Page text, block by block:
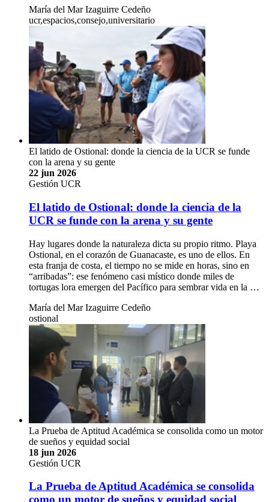
María del Mar Izaguirre Cedeño
ucr,espacios,consejo,universitario
El latido de Ostional: donde la ciencia de la UCR se funde
con la arena y su gente
22 jun 2026
Gestión UCR
El latido de Ostional: donde la ciencia de la
UCR se funde con la arena y su gente
Hay lugares donde la naturaleza dicta su propio ritmo. Playa
Ostional, en el corazón de Guanacaste, es uno de ellos. En
esta franja de costa, el tiempo no se mide en horas, sino en
“arribadas”: ese fenómeno casi místico donde miles de
tortugas lora emergen del Pacífico para sembrar vida en la …
María del Mar Izaguirre Cedeño
ostional
La Prueba de Aptitud Académica se consolida como un motor
de sueños y equidad social
18 jun 2026
Gestión UCR
La Prueba de Aptitud Académica se consolida